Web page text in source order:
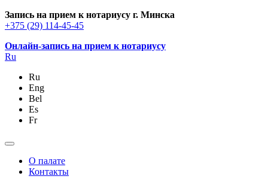
Запись на прием к нотариусу г. Минска
+375 (29) 114-45-45
Онлайн-запись на прием к нотариусу
Ru
Ru
Eng
Bel
Es
Fr
О палате
Контакты